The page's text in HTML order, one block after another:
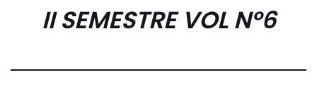
II SEMESTRE VOL Nº6